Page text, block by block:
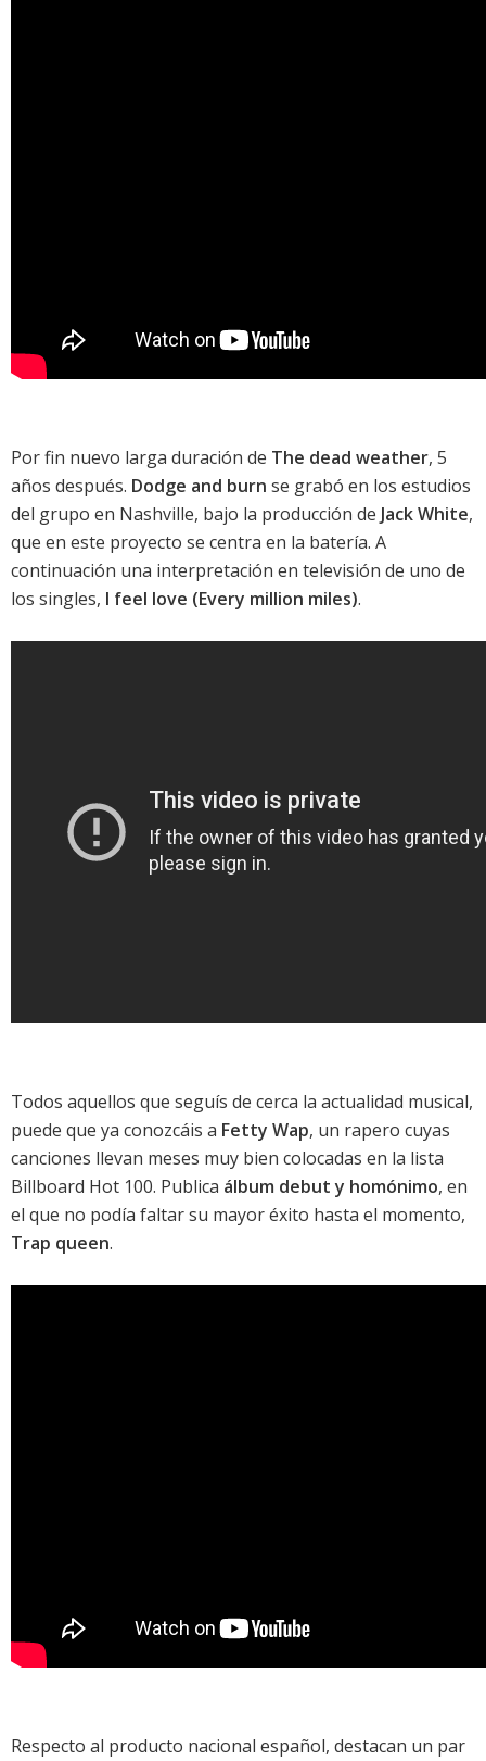
Por fin nuevo larga duración de The dead weather, 5
años después. Dodge and burn se grabó en los estudios
del grupo en Nashville, bajo la producción de Jack White,
que en este proyecto se centra en la batería. A
continuación una interpretación en televisión de uno de
los singles, I feel love (Every million miles).
Todos aquellos que seguís de cerca la actualidad musical,
puede que ya conozcáis a Fetty Wap, un rapero cuyas
canciones llevan meses muy bien colocadas en la lista
Billboard Hot 100. Publica álbum debut y homónimo, en
el que no podía faltar su mayor éxito hasta el momento,
Trap queen.
Respecto al producto nacional español, destacan un par